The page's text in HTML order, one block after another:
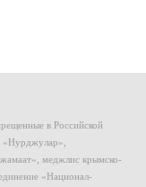
в Российской
меджлис крымско-
«Национал-